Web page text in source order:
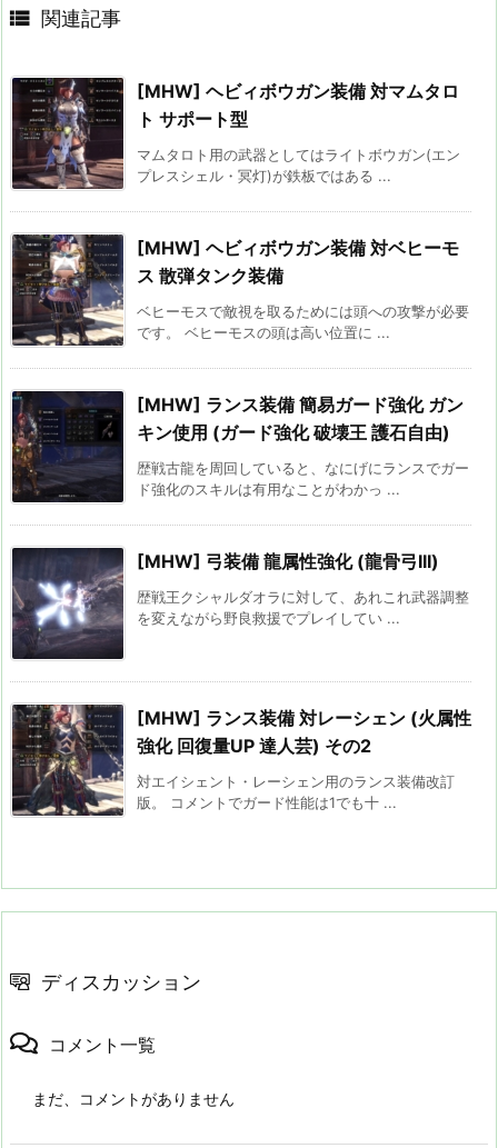
 関連記事
[MHW] ヘビィボウガン装備 対マムタロ
ト サポート型
マムタロト用の武器としてはライトボウガン(エン
プレスシェル・冥灯)が鉄板ではある ...
[MHW] ヘビィボウガン装備 対ベヒーモ
ス 散弾タンク装備
ベヒーモスで敵視を取るためには頭への攻撃が必要
です。 ベヒーモスの頭は高い位置に ...
[MHW] ランス装備 簡易ガード強化 ガン
キン使用 (ガード強化 破壊王 護石自由)
歴戦古龍を周回していると、なにげにランスでガー
ド強化のスキルは有用なことがわかっ ...
[MHW] 弓装備 龍属性強化 (龍骨弓III)
歴戦王クシャルダオラに対して、あれこれ武器調整
を変えながら野良救援でプレイしてい ...
[MHW] ランス装備 対レーシェン (火属性
強化 回復量UP 達人芸) その2
対エイシェント・レーシェン用のランス装備改訂
版。 コメントでガード性能は1でも十 ...
ディスカッション
コメント一覧
まだ、コメントがありません